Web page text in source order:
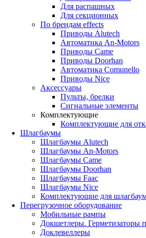
Для распашных
Для секционных
По брендам effects
Приводы Alutech
Автоматика An-Motors
Приводы Came
Приводы Doorhan
Автоматика Comunello
Приводы Nice
Аксессуары
Пульты, брелки
Сигнальные элементы
Комплектующие
Комплектующие для
Шлагбаумы
Шлагбаумы Alutech
Шлагбаумы An-Motors
Шлагбаумы Came
Шлагбаумы Doorhan
Шлагбаумы Faac
Шлагбаумы Nice
Комплектующие для
Перегрузочное оборудование
Мобильные рампы
Докшетлеры. Герметизаторы
Доклевеллеры